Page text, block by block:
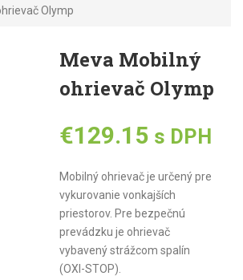
Olymp
Meva Mobilný
ohrievač Olymp
€129.15 s DPH
Mobilný ohrievač je určený pre
vykurovanie vonkajších
priestorov. Pre bezpečnú
prevádzku je ohrievač
vybavený strážcom spalín
(OXI-STOP).